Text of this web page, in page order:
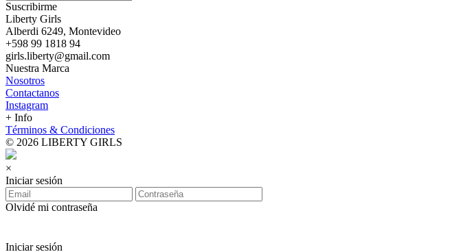
Suscribirme
Liberty Girls
Alberdi 6249, Montevideo
+598 99 1818 94
girls.liberty@gmail.com
Nuestra Marca
Nosotros
Contactanos
Instagram
+ Info
Términos & Condiciones
© 2026 LIBERTY GIRLS
×
Iniciar sesión
Olvidé mi contraseña
Iniciar sesión